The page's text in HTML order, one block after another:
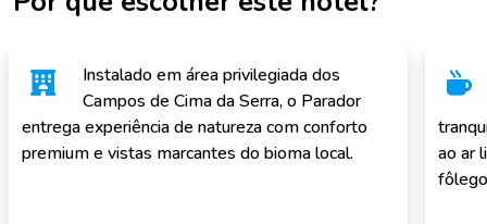
Instalado em área privilegiada dos
Campos de Cima da Serra, o Parador
entrega experiência de natureza com conforto
premium e vistas marcantes do bioma local.
ao ar